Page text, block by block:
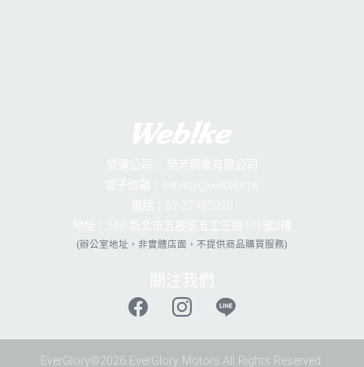
(辦公室地址，非實體店面，不提供商品購買服務)
EverGlory©2026 EverGlory Motors.All Rights Reserved.